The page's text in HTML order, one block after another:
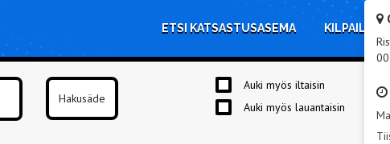
ETSI KATSASTUSASEMA KILPAILUTA
Auki myös iltaisin
Auki myös lauantaisin